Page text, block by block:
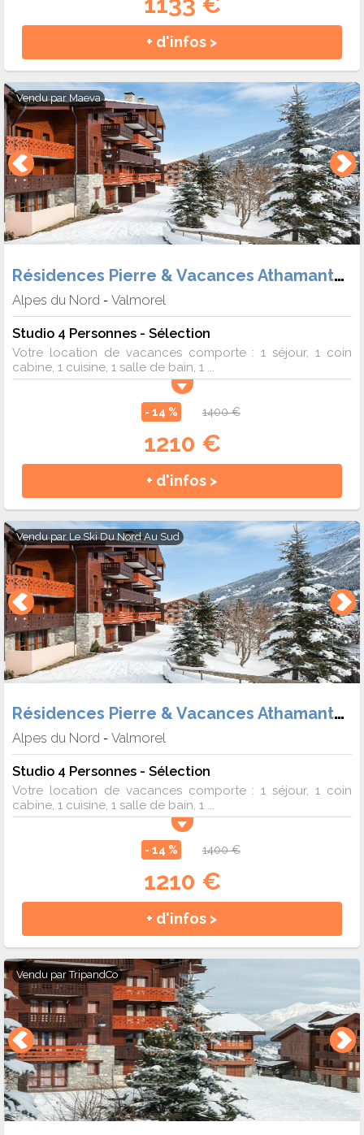
+ d'infos >
Vendu parMaeva
Résidences Pierre & Vacances Athamante et Valériane
Alpes du Nord - Valmorel
Studio 4 Personnes - Sélection
Votre location de vacances comporte : 1 séjour, 1 coin
cabine, 1 cuisine, 1 salle de bain, 1 ...
- 14 % 1400 €
1210 €
+ d'infos >
Vendu par Le Ski Du Nord Au Sud
Résidences Pierre & Vacances Athamante et Valériane
Alpes du Nord - Valmorel
Studio 4 Personnes - Sélection
Votre location de vacances comporte : 1 séjour, 1 coin
cabine, 1 cuisine, 1 salle de bain, 1 ...
- 14 % 1400 €
1210 €
+ d'infos >
Vendu parTripandCo